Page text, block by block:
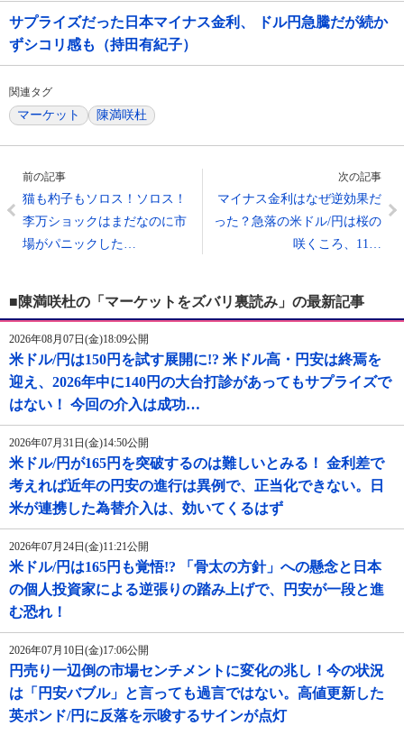
サプライズだった日本マイナス金利、 ドル円急騰だが続か
ずシコリ感も（持田有紀子）
関連タグ
マーケット 陳満咲杜
前の記事
猫も杓子もソロス！ソロス！
李万ショックはまだなのに市
場がパニックした…
次の記事
マイナス金利はなぜ逆効果だ
った？急落の米ドル/円は桜の
咲くころ、11…
■陳満咲杜の「マーケットをズバリ裏読み」の最新記事
2026年08月07日(金)18:09公開
米ドル/円は150円を試す展開に!? 米ドル高・円安は終焉を
迎え、2026年中に140円の大台打診があってもサプライズで
はない！ 今回の介入は成功…
2026年07月31日(金)14:50公開
米ドル/円が165円を突破するのは難しいとみる！ 金利差で
考えれば近年の円安の進行は異例で、正当化できない。日
米が連携した為替介入は、効いてくるはず
2026年07月24日(金)11:21公開
米ドル/円は165円も覚悟!? 「骨太の方針」への懸念と日本
の個人投資家による逆張りの踏み上げで、円安が一段と進
む恐れ！
2026年07月10日(金)17:06公開
円売り一辺倒の市場センチメントに変化の兆し！今の状況
は「円安バブル」と言っても過言ではない。高値更新した
英ポンド/円に反落を示唆するサインが点灯